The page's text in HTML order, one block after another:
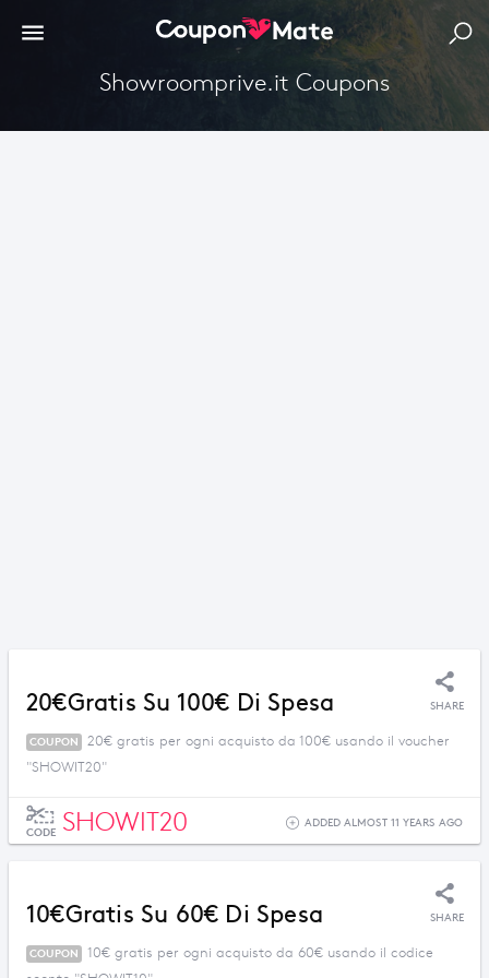
Showroomprive.it Coupons
20€gratis Su 100€ Di Spesa SHARE
COUPON
20€ gratis per ogni acquisto da 100€ usando il voucher
"SHOWIT20"
CODE SHOWIT20 ADDED ALMOST 11 YEARS AGO
10€gratis Su 60€ Di Spesa SHARE
COUPON
10€ gratis per ogni acquisto da 60€ usando il codice